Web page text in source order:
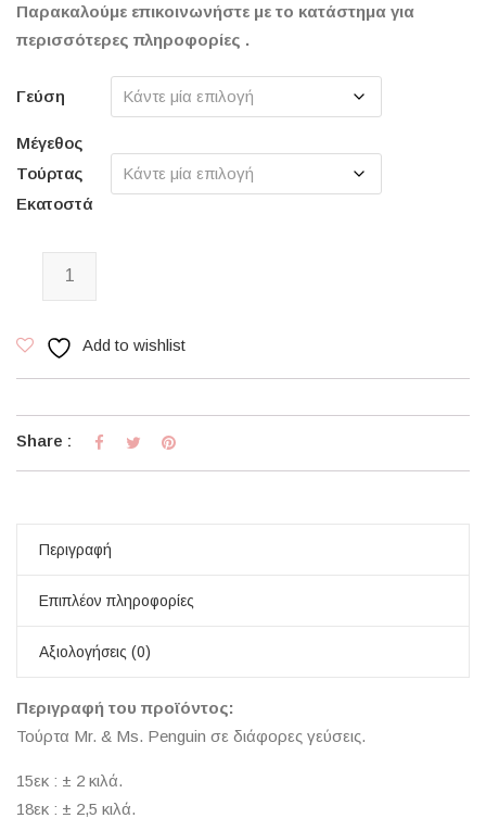
Παρακαλούμε επικοινωνήστε με το κατάστημα για
περισσότερες πληροφορίες .
Γεύση
Μέγεθος
Τούρτας
Εκατοστά
Mr. & Ms. Penguin Cake ποσότητα
Add to wishlist
Share :
Περιγραφή
Επιπλέον πληροφορίες
Αξιολογήσεις (0)
Περιγραφή του προϊόντος:
Τούρτα Mr. & Ms. Penguin σε διάφορες γεύσεις.
15εκ : ± 2 κιλά.
18εκ : ± 2,5 κιλά.